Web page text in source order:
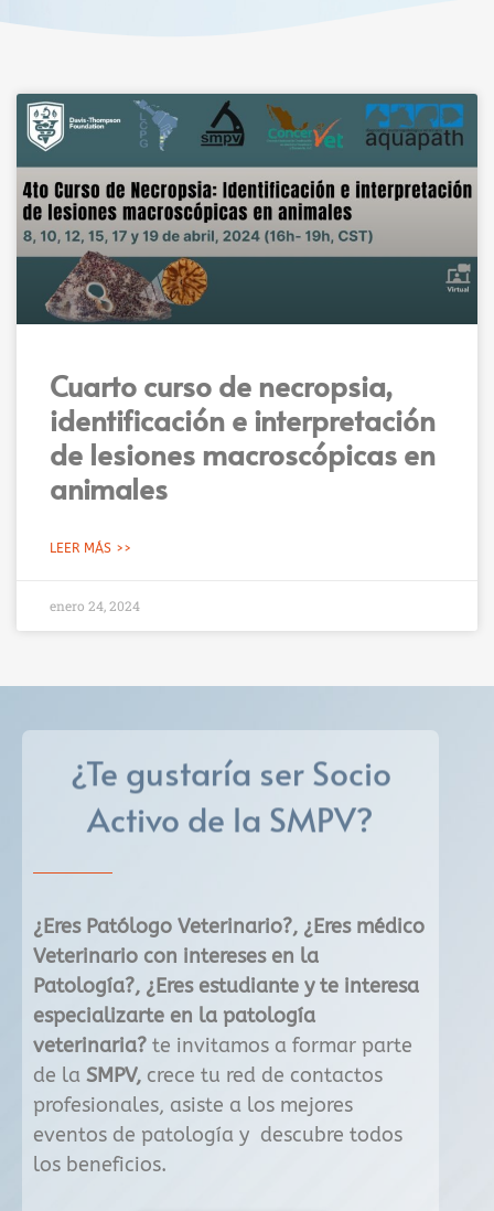
Cuarto curso de necropsia,
identificación e interpretación
de lesiones macroscópicas en
animales
LEER MÁS >>
enero 24, 2024
¿Te gustaría ser Socio
Activo de la SMPV?
¿Eres Patólogo Veterinario?, ¿Eres médico
Veterinario con intereses en la
Patología?, ¿Eres estudiante y te interesa
especializarte en la patología
veterinaria? te invitamos a formar parte
de la SMPV, crece tu red de contactos
profesionales, asiste a los mejores
eventos de patología y descubre todos
los beneficios.